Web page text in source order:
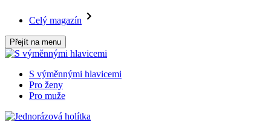
Celý magazín
Přejít na menu
S výměnnými hlavicemi
Pro ženy
Pro muže